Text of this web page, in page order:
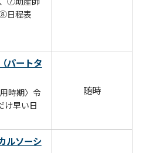
日程表
パートタ
時期〉令
け早い日
随時
ルソーシ